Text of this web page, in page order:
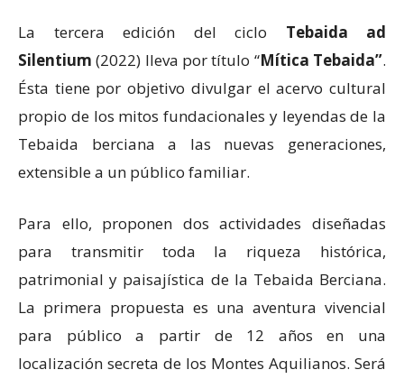
La tercera edición del ciclo Tebaida ad
Silentium(2022) lleva por título “Mítica Tebaida”.
Ésta tiene por objetivo divulgar el acervo cultural
propio de los mitos fundacionales y leyendas de la
Tebaida berciana a las nuevas generaciones,
extensible a un público familiar.
Para ello, proponen dos actividades diseñadas
para transmitir toda la riqueza histórica,
patrimonial y paisajística de la Tebaida Berciana.
La primera propuesta es una aventura vivencial
para público a partir de 12 años en una
localización secreta de los Montes Aquilianos. Será